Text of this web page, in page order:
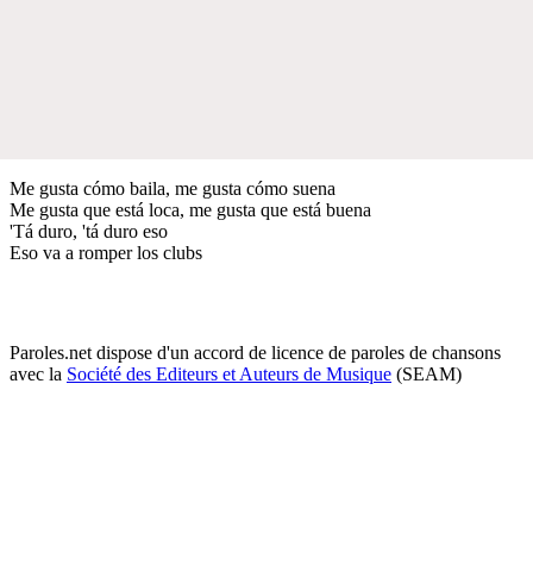
Me gusta cómo baila, me gusta cómo suena
Me gusta que está loca, me gusta que está buena
'Tá duro, 'tá duro eso
Eso va a romper los clubs
Paroles.net dispose d'un accord de licence de paroles de chansons
avec la Société des Editeurs et Auteurs de Musique (SEAM)